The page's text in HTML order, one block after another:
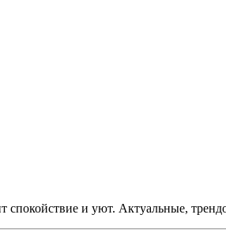
спокойствие и уют. Актуальные,